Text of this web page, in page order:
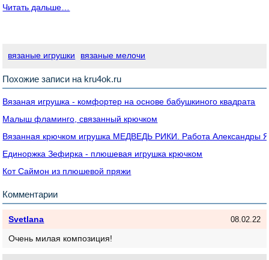
Читать дальше…
вязаные игрушки вязаные мелочи
Похожие записи на kru4ok.ru
Вязаная игрушка - комфортер на основе бабушкиного квадрата
Малыш фламинго, связанный крючком
Вязанная крючком игрушка МЕДВЕДЬ РИКИ. Работа Александры
Единоржка Зефирка - плюшевая игрушка крючком
Кот Саймон из плюшевой пряжи
Комментарии
Svetlana 08.02.22
Очень милая композиция!